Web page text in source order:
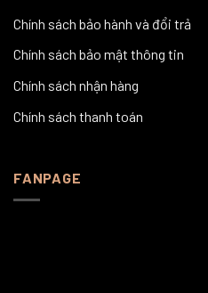
Chính sách bảo hành và đổi trả
Chính sách bảo mật thông tin
Chính sách nhận hàng
Chính sách thanh toán
FANPAGE